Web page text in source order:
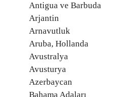
Antigua ve Barbuda
Arjantin
Arnavutluk
Aruba, Hollanda
Avustralya
Avusturya
Azerbaycan
Bahama Adaları